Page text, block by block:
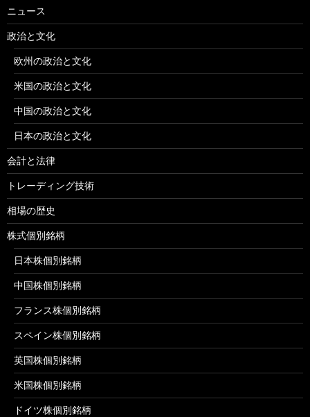
ニュース
政治と文化
欧州の政治と文化
米国の政治と文化
中国の政治と文化
日本の政治と文化
会計と法律
トレーディング技術
相場の歴史
株式個別銘柄
日本株個別銘柄
中国株個別銘柄
フランス株個別銘柄
スペイン株個別銘柄
英国株個別銘柄
米国株個別銘柄
ドイツ株個別銘柄